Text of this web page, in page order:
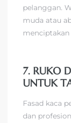
pelanggan.
muda atau
menciptakan
7. RUKO
UNTUK
Fasad kaca
dan